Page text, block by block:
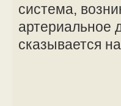
система,
артериальное
сказывается